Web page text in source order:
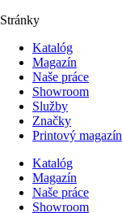
Stránky
Katalóg
Magazín
Naše práce
Showroom
Služby
Značky
Printový magazín
Katalóg
Magazín
Naše práce
Showroom